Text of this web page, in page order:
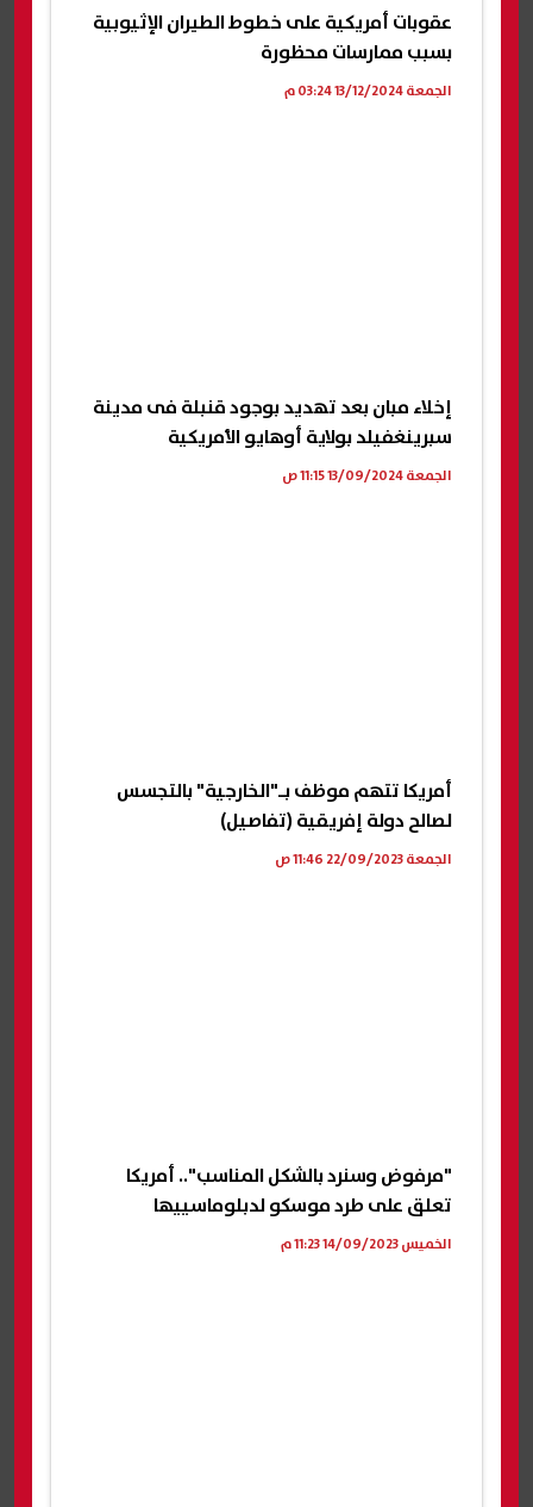
عقوبات أمريكية على خطوط الطيران الإثيوبية
بسبب ممارسات محظورة
الجمعة 13/12/2024 03:24 م
إخلاء مبان بعد تهديد بوجود قنبلة فى مدينة
سبرينغفيلد بولاية أوهايو الأمريكية
الجمعة 13/09/2024 11:15 ص
أمريكا تتهم موظف بـ"الخارجية" بالتجسس
لصالح دولة إفريقية (تفاصيل)
الجمعة 22/09/2023 11:46 ص
"مرفوض وسنرد بالشكل المناسب".. أمريكا
تعلق على طرد موسكو لدبلوماسييها
الخميس 14/09/2023 11:23 م